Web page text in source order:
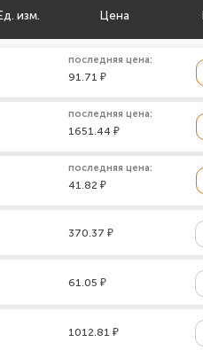
Ед. изм. Цена
последняя цена:
91.71 ₽
последняя цена:
1651.44 ₽
последняя цена:
41.82 ₽
370.37 ₽
61.05 ₽
1012.81 ₽